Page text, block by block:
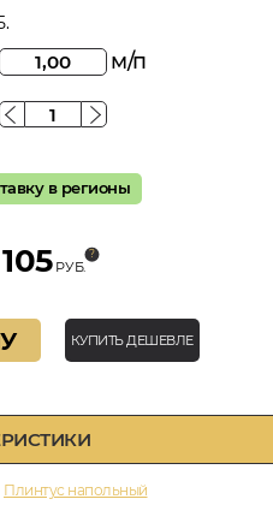
Плинтус напольный
м/п
в регионы
РУБ.
КУПИТЬ ДЕШЕВЛЕ